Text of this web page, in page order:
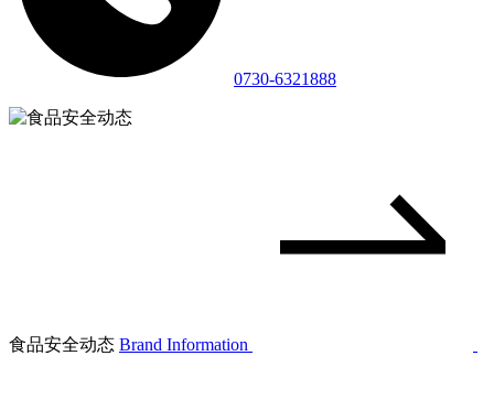
0730-6321888
食品安全动态 Brand Information